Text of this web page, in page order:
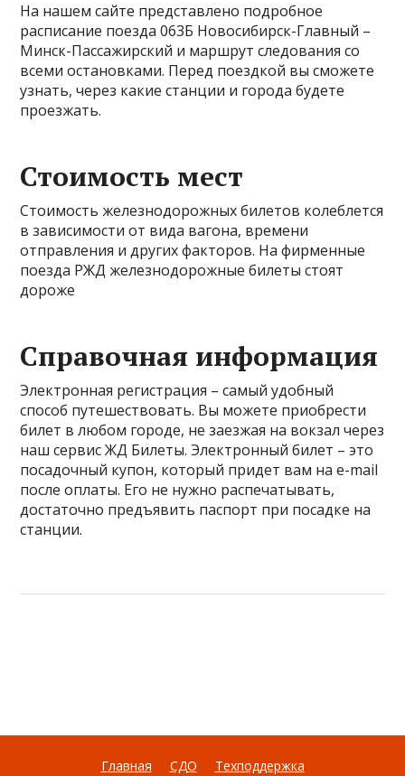
На нашем сайте представлено подробное
расписание поезда 063Б Новосибирск-Главный –
Минск-Пассажирский и маршрут следования со
всеми остановками. Перед поездкой вы сможете
узнать, через какие станции и города будете
проезжать.
Стоимость мест
Стоимость железнодорожных билетов колеблется
в зависимости от вида вагона, времени
отправления и других факторов. На фирменные
поезда РЖД железнодорожные билеты стоят
дороже
Справочная информация
Электронная регистрация – самый удобный
способ путешествовать. Вы можете приобрести
билет в любом городе, не заезжая на вокзал через
наш сервис ЖД Билеты. Электронный билет – это
посадочный купон, который придет вам на e-mail
после оплаты. Его не нужно распечатывать,
достаточно предъявить паспорт при посадке на
станции.
Главная СДО Техподдержка